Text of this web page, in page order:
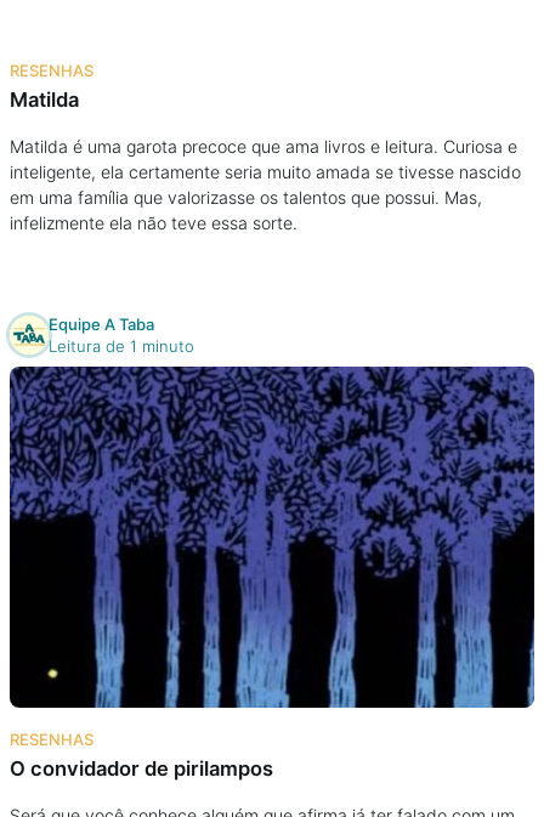
RESENHAS
Matilda
Matilda é uma garota precoce que ama livros e leitura. Curiosa e
inteligente, ela certamente seria muito amada se tivesse nascido
em uma família que valorizasse os talentos que possui. Mas,
infelizmente ela não teve essa sorte.
Equipe A Taba
Leitura de 1 minuto
RESENHAS
O convidador de pirilampos